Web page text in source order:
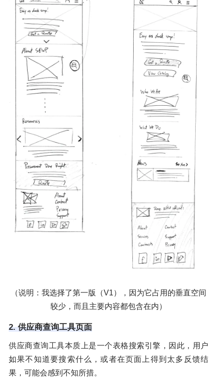
（说明：我选择了第一版（V1），因为它占用的垂直空间
较少，而且主要内容都包含在内）
2. 供应商查询工具页面
供应商查询工具本质上是一个表格搜索引擎，因此，用户
如果不知道要搜索什么，或者在页面上得到太多反馈结
果，可能会感到不知所措。